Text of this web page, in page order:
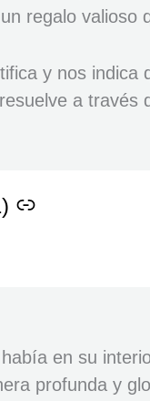
regalo valioso
y nos
a través
en su
profunda y